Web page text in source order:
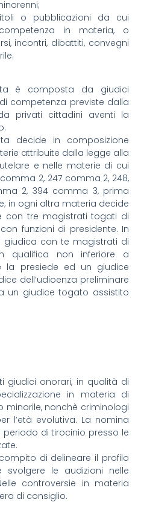
o pubblicazioni da cui
in materia, o
incontri, dibattiti, convegni
è composta da giudici
competenza previste dalla
privati cittadini aventi la
decide in composizione
attribuite dalla legge alla
e nelle materie di cui
comma 2, 247 comma 2, 248,
2, 394 comma 3, prima
in ogni altra materia decide
con tre magistrati togati di
funzioni di presidente. In
giudica con te magistrati di
qualifica non inferiore a
la presiede ed un giudice
dell’udioenza preliminare
un giudice togato assistito
giudici onorari, in qualità di
in materia di
nonchè criminologi
l’età evolutiva. La nomina
di tirocinio presso le
di delineare il profilo
le audizioni nelle
controversie in materia
di consiglio.